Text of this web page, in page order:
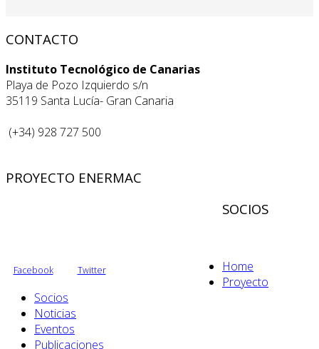
CONTACTO
Instituto Tecnológico de Canarias
Playa de Pozo Izquierdo s/n
35119 Santa Lucía- Gran Canaria
(+34) 928 727 500
PROYECTO ENERMAC
Facebook Twitter
SOCIOS
Home
Proyecto
Socios
Noticias
Eventos
Publicaciones